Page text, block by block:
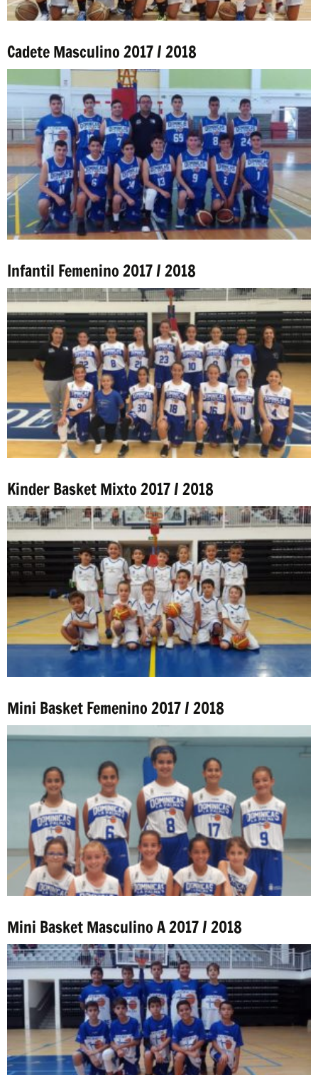
Cadete Masculino 2017 / 2018
Infantil Femenino 2017 / 2018
Kinder Basket Mixto 2017 / 2018
Mini Basket Femenino 2017 / 2018
Mini Basket Masculino A 2017 / 2018